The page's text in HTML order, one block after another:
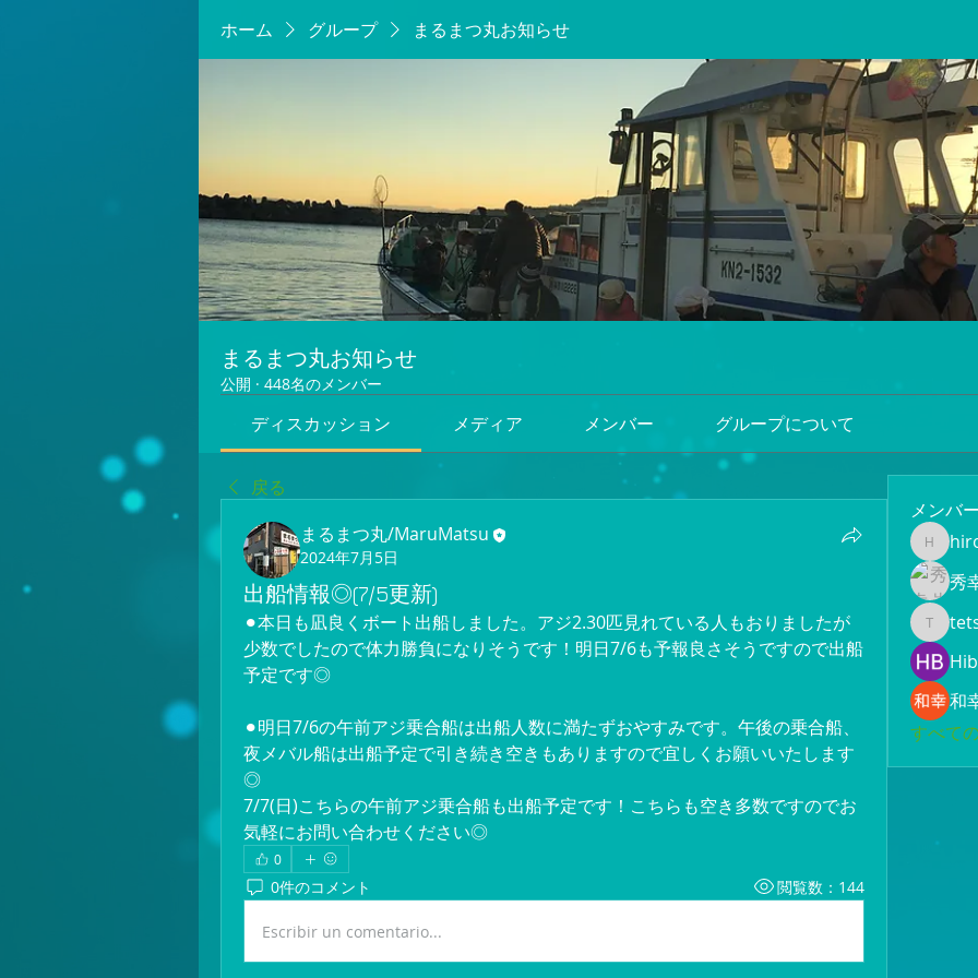
ホーム グループ まるまつ丸お知らせ
まるまつ丸お知らせ
公開 · 448名のメンバー
ディスカッション メディア メンバー グループについて
戻る
まるまつ丸/MaruMatsu
2024年7月5日
出船情報◎(7/5更新)
⚫︎本日も凪良くボート出船しました。アジ2.30匹見れている人もおりましたが
少数でしたので体力勝負になりそうです！明日7/6も予報良さそうですので出船
予定です◎
⚫︎明日7/6の午前アジ乗合船は出船人数に満たずおやすみです。午後の乗合船、
夜メバル船は出船予定で引き続き空きもありますので宜しくお願いいたします
◎
7/7(日)こちらの午前アジ乗合船も出船予定です！こちらも空き多数ですのでお
気軽にお問い合わせください◎
0
0件のコメント 閲覧数：144
Escribir un comentario...
メンバ
秀
和
すべて